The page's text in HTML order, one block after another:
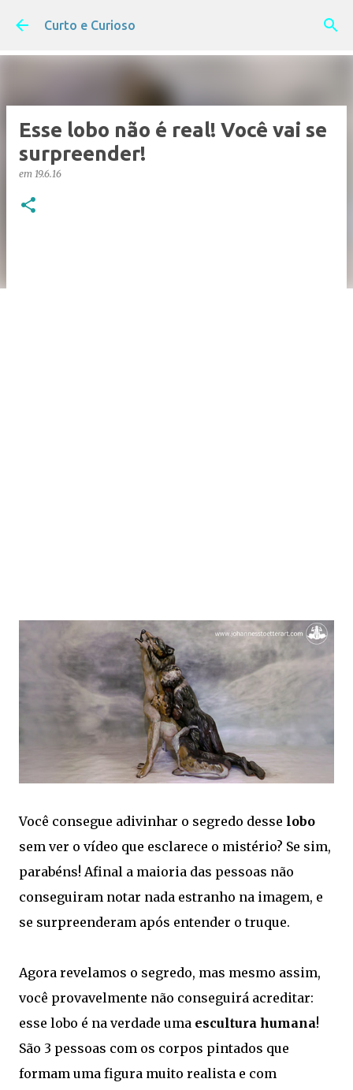
Pular para o conteúdo principal
Curto e Curioso
Esse lobo não é real! Você vai se
surpreender!
em 19.6.16
Você consegue adivinhar o segredo desse lobo
sem ver o vídeo que esclarece o mistério? Se sim,
parabéns! Afinal a maioria das pessoas não
conseguiram notar nada estranho na imagem, e
se surpreenderam após entender o truque.
Agora revelamos o segredo, mas mesmo assim,
você provavelmente não conseguirá acreditar:
esse lobo é na verdade uma escultura humana!
São 3 pessoas com os corpos pintados que
formam uma figura muito realista e com